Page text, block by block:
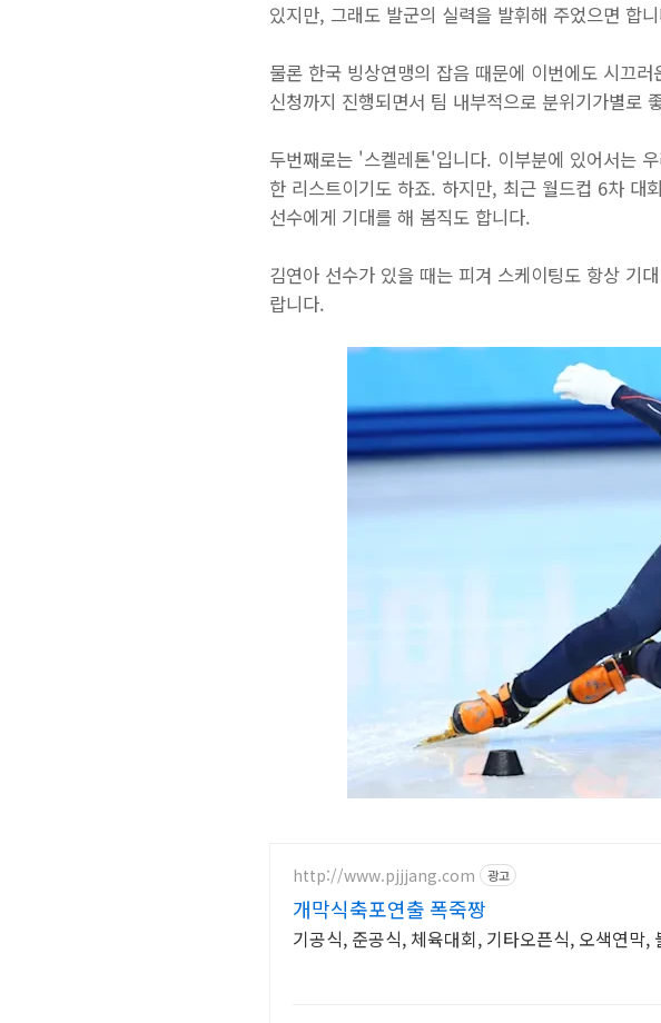
있지만, 그래도 발군의 실력을 발휘해 주었으면 합
물론 한국 빙상연맹의 잡음 때문에 이번에도 시끄
신청까지 진행되면서 팀 내부적으로 분위기가별로
두번째로는 '스켈레톤'입니다. 이부분에 있어서는
한 리스트이기도 하죠. 하지만, 최근 월드컵 6차 대
선수에게 기대를 해 봄직도 합니다.
김연아 선수가 있을 때는 피겨 스케이팅도 항상 기
랍니다.
http://www.pjjjang.com 광고
개막식축포연출 폭죽짱
기공식, 준공식, 체육대회, 기타오픈식, 오색연막,